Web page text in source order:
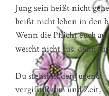
Jung sein heißt nicht
heißt nicht leben in den
Wenn die Pflicht euch
weicht nicht aus, denn
Du stehst in der Jugend,
vergißt Raum und Zeit,